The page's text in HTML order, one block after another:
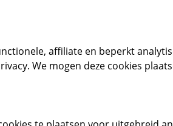
affiliate en beperkt
We mogen deze cookies